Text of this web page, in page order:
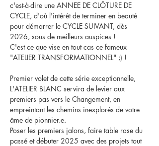
c'est-à-dire une ANNEE DE CLÔTURE DE
CYCLE, d'où l'intérêt de terminer en beauté
pour démarrer le CYCLE SUIVANT, dès
2026, sous de meilleurs auspices !
C'est ce que vise en tout cas ce fameux
"ATELIER TRANSFORMATIONNEL" ;) !
Premier volet de cette série exceptionnelle,
L'ATELIER BLANC servira de levier aux
premiers pas vers le Changement, en
empreintant les chemins inexplorés de votre
âme de pionnier.e.
Poser les premiers jalons, faire table rase du
passé et débuter 2025 avec des projets tout